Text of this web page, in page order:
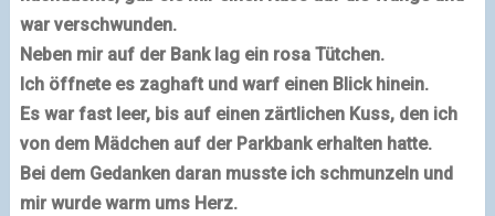
war verschwunden.
Neben mir auf der Bank lag ein rosa Tütchen.
Ich öffnete es zaghaft und warf einen Blick hinein.
Es war fast leer, bis auf einen zärtlichen Kuss, den ich
von dem Mädchen auf der Parkbank erhalten hatte.
Bei dem Gedanken daran musste ich schmunzeln und
mir wurde warm ums Herz.